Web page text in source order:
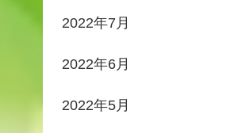
2022年7月
2022年6月
2022年5月